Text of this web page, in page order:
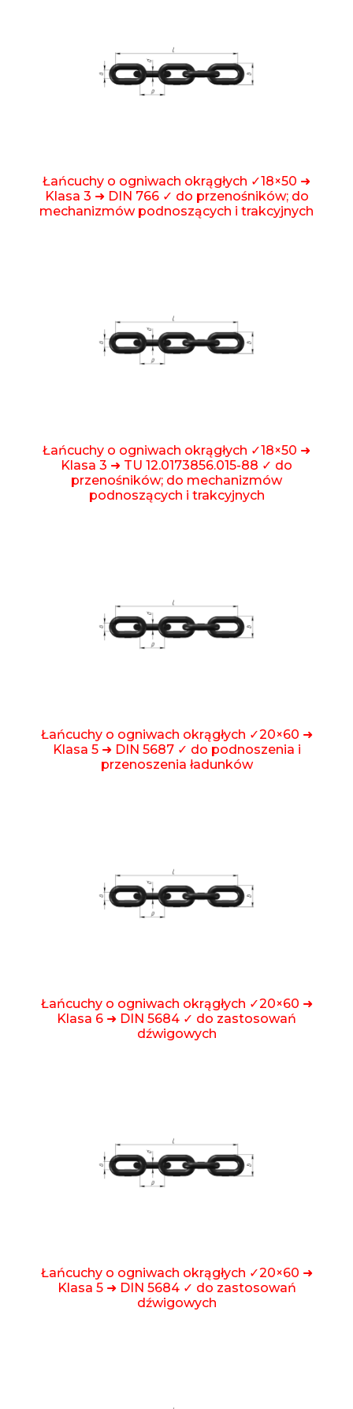
Łańcuchy o ogniwach okrągłych ✓18×50 ➜
Klasa 3 ➜ DIN 766 ✓ do przenośników; do
mechanizmów podnoszących i trakcyjnych
Łańcuchy o ogniwach okrągłych ✓18×50 ➜
Klasa 3 ➜ TU 12.0173856.015-88 ✓ do
przenośników; do mechanizmów
podnoszących i trakcyjnych
Łańcuchy o ogniwach okrągłych ✓20×60 ➜
Klasa 5 ➜ DIN 5687 ✓ do podnoszenia i
przenoszenia ładunków
Łańcuchy o ogniwach okrągłych ✓20×60 ➜
Klasa 6 ➜ DIN 5684 ✓ do zastosowań
dźwigowych
Łańcuchy o ogniwach okrągłych ✓20×60 ➜
Klasa 5 ➜ DIN 5684 ✓ do zastosowań
dźwigowych